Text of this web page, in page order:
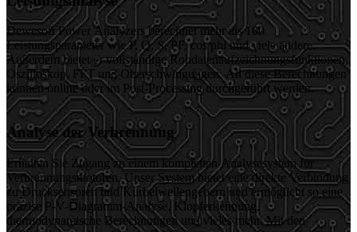
Dewesoft Power Analyzers berechnet mehr als 100
Leistungsparameter wie P, Q, S, PF, cos phi und viele andere.
Außerdem bietet er vollständige Rohdatenaufzeichnungsfunktionen,
Oszilloskop, FFT und Oberschwingungen. All diese Berechnungen
können online oder im Post-Processing durchgeführt werden.
Analyse der Verbrennung
Erhalten Sie Zugang zu einem kompletten Analysesystem für
Verbrennungsmotoren. Unser System bietet eine direkte Verbindung
zu Drucksensoren und Kurbelwellengebern und ermöglicht so eine
präzise P-V-Diagramm-Analyse, Klopferkennung,
thermodynamische Berechnungen und vieles mehr. Mit den